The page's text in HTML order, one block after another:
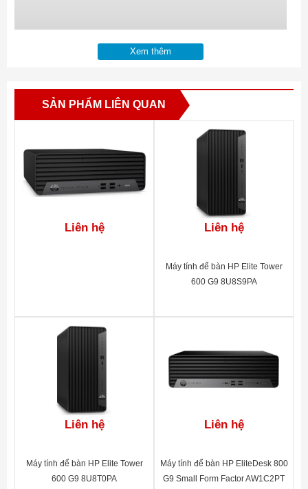
Xem thêm
SẢN PHẨM LIÊN QUAN
Liên hệ Liên hệ
Máy tính để bàn HP Elite Tower
600 G9 8U8S9PA
Liên hệ
Máy tính để bàn HP Elite Tower
600 G9 8U8T0PA
Liên hệ
Máy tính để bàn HP EliteDesk 800
G9 Small Form Factor AW1C2PT